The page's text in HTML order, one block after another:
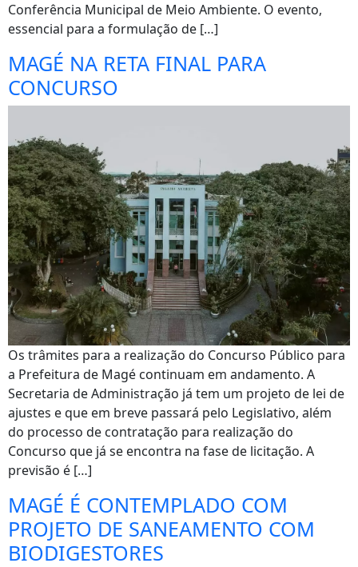
Conferência Municipal de Meio Ambiente. O evento,
essencial para a formulação de […]
MAGÉ NA RETA FINAL PARA
CONCURSO
Os trâmites para a realização do Concurso Público para
a Prefeitura de Magé continuam em andamento. A
Secretaria de Administração já tem um projeto de lei de
ajustes e que em breve passará pelo Legislativo, além
do processo de contratação para realização do
Concurso que já se encontra na fase de licitação. A
previsão é […]
MAGÉ É CONTEMPLADO COM
PROJETO DE SANEAMENTO COM
BIODIGESTORES